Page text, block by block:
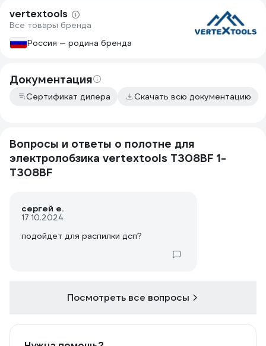
vertextools
Все товары бренда
Россия — родина бренда
Документация
Сертификат дилера Скачать всю документацию
Вопросы и ответы о полотне для
электролобзика vertextools T308BF 1-
T308BF
сергей е.
17.10.2024
подойдет для распилки дсп?
Посмотреть все вопросы